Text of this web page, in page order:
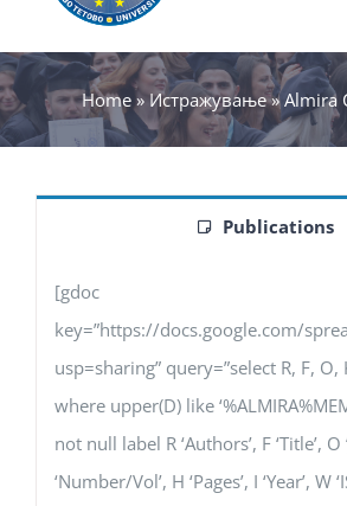
Home » Истражување»Almira
Publications
[gdoc
key=”https://docs.google.com/
usp=sharing” query=”select R, F, O,
where upper(D) like
not null label R ‘Authors’, F ‘Title’, O
‘Number/Vol’, H ‘Pages’, I ‘Year’, W